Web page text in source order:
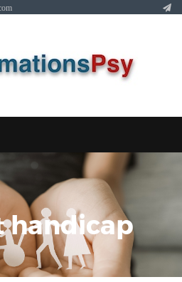
handicap